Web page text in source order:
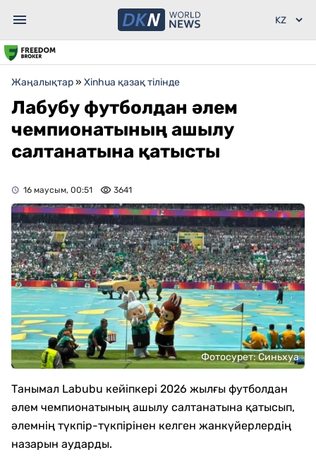
Жаңалықтар» Xinhua қазақ тілінде
Лабубу футболдан әлем
чемпионатының ашылу
салтанатына қатысты
16 маусым, 00:51 3641
Фотосурет: Синьхуа
Танымал Labubu кейіпкері 2026 жылғы футболдан
әлем чемпионатының ашылу салтанатына қатысып,
әлемнің түкпір-түкпірінен келген жанкүйерлердің
назарын аударды.